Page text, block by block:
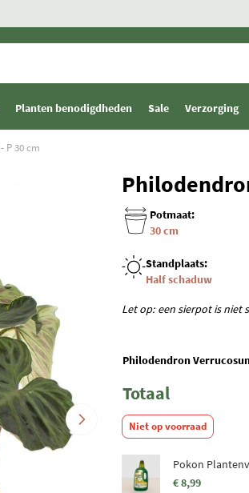
Planten benodigdheden Sale Verzorging
P 30 cm
Potmaat:
30 cm
Standplaats:
Half schaduw
Let op: een sierpot is niet
Philodendron
Totaal
Niet op voorraad
Pokon
€ 8,99